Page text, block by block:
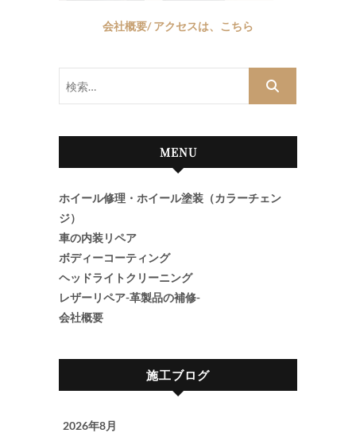
会社概要/ アクセスは、こちら
MENU
ホイール修理・ホイール塗装（カラーチェン
ジ）
車の内装リペア
ボディーコーティング
ヘッドライトクリーニング
レザーリペア-革製品の補修-
会社概要
施工ブログ
2026年8月